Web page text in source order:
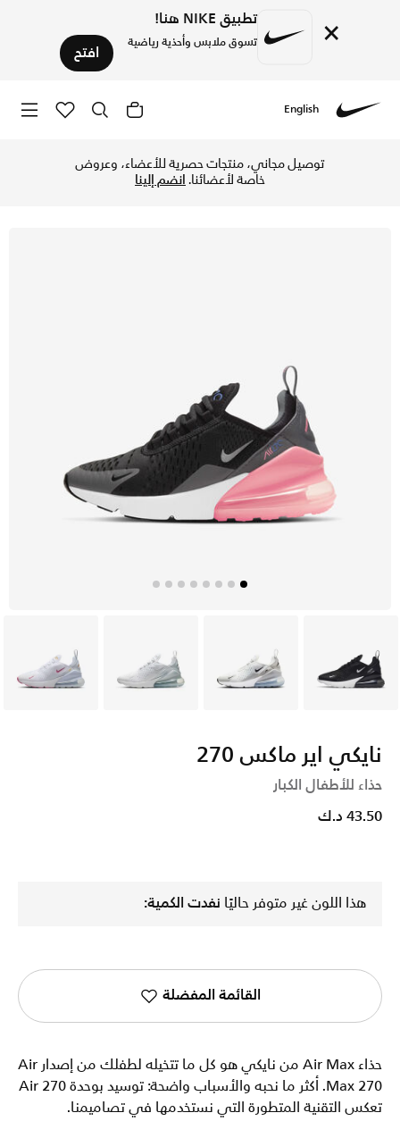
× تطبيق NIKE هنا!
تسوق ملابس وأحذية رياضية افتح
English
توصيل مجاني، منتجات حصرية للأعضاء، وعروض
خاصة لأعضائنا.انضم إلينا
أسود رمادي أبيض أبيض
نايكي اير ماكس 270
حذاء للأطفال الكبار
43.50 د.ك
هذا اللون غير متوفر حاليًا نفدت الكمية:
القائمة المفضلة
حذاء Air Max من نايكي هو كل ما تتخيله لطفلك من إصدار Air
Max 270. أكثر ما نحبه والأسباب واضحة: توسيد بوحدة Air 270
تعكس التقنية المتطورة التي نستخدمها في تصاميمنا.